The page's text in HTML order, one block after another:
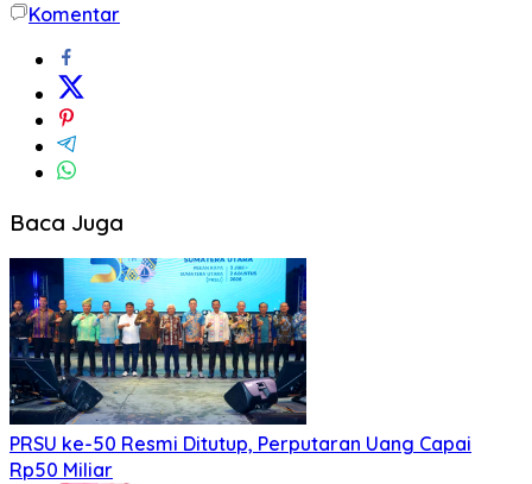
Komentar
Baca Juga
PRSU ke-50 Resmi Ditutup, Perputaran Uang Capai
Rp50 Miliar